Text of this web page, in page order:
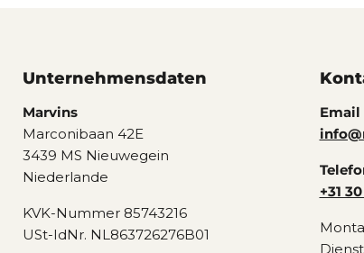
Unternehmensdaten
Marvins
Marconibaan 42E
3439 MS Nieuwegein
Niederlande
KVK-Nummer 85743216
USt-IdNr. NL863726276B01
Email
+31